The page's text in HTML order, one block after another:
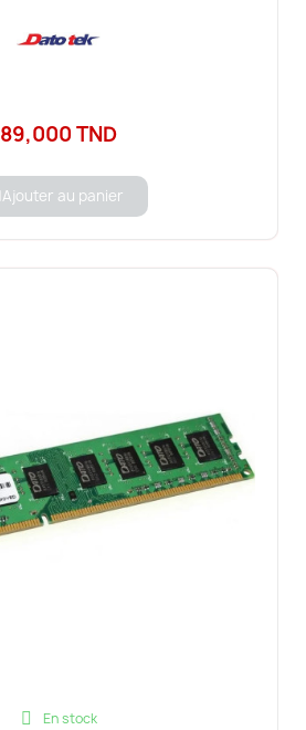
89,000 TND
Ajouter au panier
En stock